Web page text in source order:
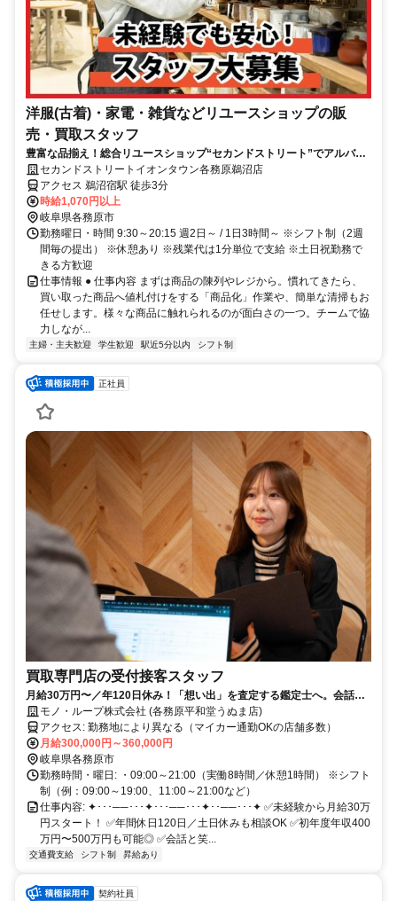
洋服(古着)・家電・雑貨などリユースショップの販
売・買取スタッフ
豊富な品揃え！総合リユースショップ“セカンドストリート”でアルバイ
ト始めませんか
セカンドストリートイオンタウン各務原鵜沼店
アクセス 鵜沼宿駅 徒歩3分
時給1,070円以上
岐阜県各務原市
勤務曜日・時間 9:30～20:15 週2日～ / 1日3時間～ ※シフト制（2週
間毎の提出） ※休憩あり ※残業代は1分単位で支給 ※土日祝勤務で
きる方歓迎
仕事情報 ● 仕事内容 まずは商品の陳列やレジから。慣れてきたら、
買い取った商品へ値札付けをする「商品化」作業や、簡単な清掃もお
任せします。様々な商品に触れられるのが面白さの一つ。チームで協
力しなが...
主婦・主夫歓迎 学生歓迎 駅近5分以内 シフト制
正社員
買取専門店の受付接客スタッフ
月給30万円〜／年120日休み！「想い出」を査定する鑑定士へ。会話を
楽しみながら稼げる未経験歓迎の仕事
モノ・ループ株式会社 (各務原平和堂うぬま店)
アクセス: 勤務地により異なる（マイカー通勤OKの店舗多数）
月給300,000円～360,000円
岐阜県各務原市
勤務時間・曜日: ・09:00～21:00（実働8時間／休憩1時間） ※シフト
制（例：09:00～19:00、11:00～21:00など）
仕事内容: ✦･･･──･･･✦･･･──･･･✦･･──･･･✦ ✅未経験から月給30万
円スタート！ ✅年間休日120日／土日休みも相談OK ✅初年度年収400
万円〜500万円も可能◎ ✅会話と笑...
交通費支給 シフト制 昇給あり
契約社員